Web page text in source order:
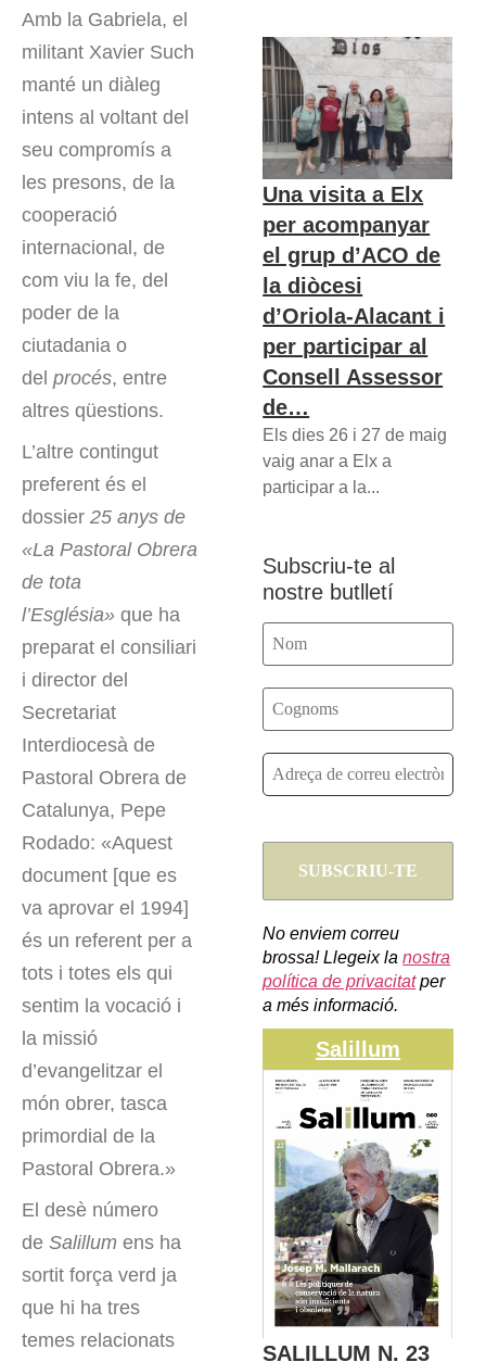
Amb la Gabriela, el
militant Xavier Such
manté un diàleg
intens al voltant del
seu compromís a
les presons, de la
cooperació
internacional, de
com viu la fe, del
poder de la
ciutadania o
del procés, entre
altres qüestions.
L’altre contingut
preferent és el
dossier 25 anys de
«La Pastoral Obrera
de tota
l’Església» que ha
preparat el consiliari
i director del
Secretariat
Interdiocesà de
Pastoral Obrera de
Catalunya, Pepe
Rodado: «Aquest
document [que es
va aprovar el 1994]
és un referent per a
tots i totes els qui
sentim la vocació i
la missió
d’evangelitzar el
món obrer, tasca
primordial de la
Pastoral Obrera.»
El desè número
de Salillum ens ha
sortit força verd ja
que hi ha tres
temes relacionats
Una visita a Elx
per acompanyar
el grup d’ACO de
la diòcesi
d’Oriola-Alacant i
per participar al
Consell Assessor
de…
Els dies 26 i 27 de maig
vaig anar a Elx a
participar a la...
Subscriu-te al
nostre butlletí
No enviem correu
brossa! Llegeix lanostra
política de privacitatper
a més informació.
Salillum
SALILLUM N. 23